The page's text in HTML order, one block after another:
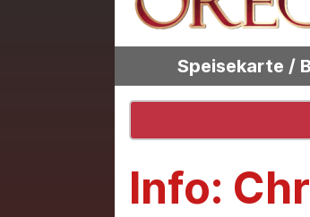
Speisekarte /
Info: